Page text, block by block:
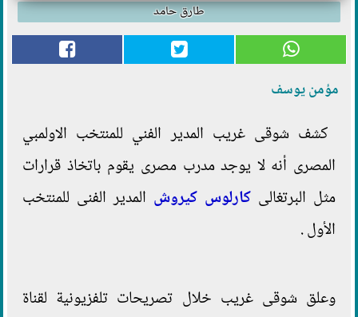
طارق حامد
مؤمن يوسف
كشف شوقى غريب المدير الفني للمنتخب الاولمبي
المصرى أنه لا يوجد مدرب مصرى يقوم باتخاذ قرارات
مثل البرتغالى كارلوس كيروش المدير الفنى للمنتخب
الأول .
وعلق شوقى غريب خلال تصريحات تلفزيونية لقناة